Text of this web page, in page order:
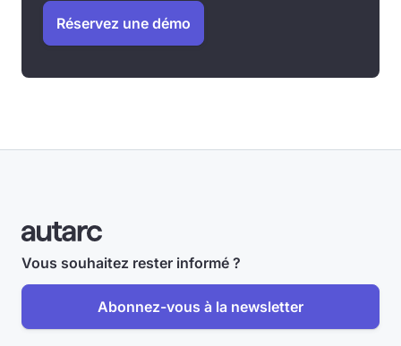
Réservez une démo
Vous souhaitez rester informé ?
Abonnez-vous à la newsletter